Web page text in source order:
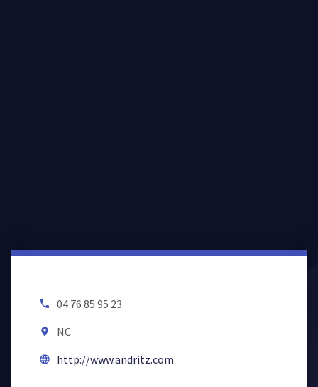
local_phone 04 76 85 95 23
room NC
language http://www.andritz.com